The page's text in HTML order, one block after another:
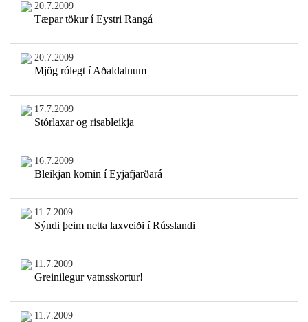
20.7.2009
Tæpar tökur í Eystri Rangá
20.7.2009
Mjög rólegt í Aðaldalnum
17.7.2009
Stórlaxar og risableikja
16.7.2009
Bleikjan komin í Eyjafjarðará
11.7.2009
Sýndi þeim netta laxveiði í Rússlandi
11.7.2009
Greinilegur vatnsskortur!
11.7.2009